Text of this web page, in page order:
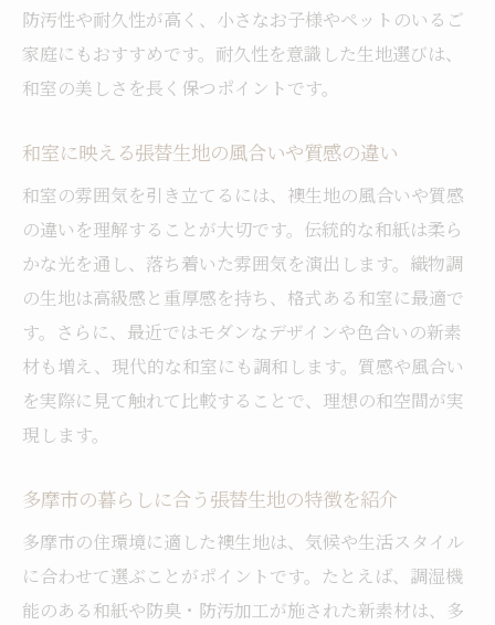
防汚性や耐久性が高く、小さなお子様やペットのいるご
家庭にもおすすめです。耐久性を意識した生地選びは、
和室の美しさを長く保つポイントです。
和室に映える張替生地の風合いや質感の違い
和室の雰囲気を引き立てるには、襖生地の風合いや質感
の違いを理解することが大切です。伝統的な和紙は柔ら
かな光を通し、落ち着いた雰囲気を演出します。織物調
の生地は高級感と重厚感を持ち、格式ある和室に最適で
す。さらに、最近ではモダンなデザインや色合いの新素
材も増え、現代的な和室にも調和します。質感や風合い
を実際に見て触れて比較することで、理想の和空間が実
現します。
多摩市の暮らしに合う張替生地の特徴を紹介
多摩市の住環境に適した襖生地は、気候や生活スタイル
に合わせて選ぶことがポイントです。たとえば、調湿機
能のある和紙や防臭・防汚加工が施された新素材は、多